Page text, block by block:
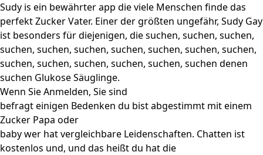
Sudy is ein bewährter app die viele Menschen finde das
perfekt Zucker Vater. Einer der größten ungefähr, Sudy Gay
ist besonders für diejenigen, die suchen, suchen, suchen,
suchen, suchen, suchen, suchen, suchen, suchen, suchen,
suchen, suchen, suchen, suchen, suchen, suchen denen
suchen Glukose Säuglinge.
Wenn Sie Anmelden, Sie sind
befragt einigen Bedenken du bist abgestimmt mit einem
Zucker Papa oder
baby wer hat vergleichbare Leidenschaften. Chatten ist
kostenlos und, und das heißt du hat die